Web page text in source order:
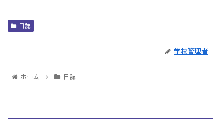
日誌
学校管理者
ホーム 日誌